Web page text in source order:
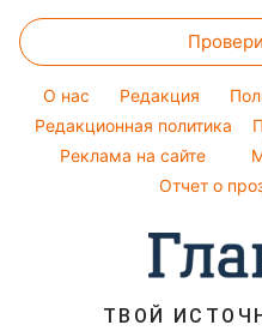
Максим Галкин
Настя Каменских
Курс валют
Простые блюда
Легкие десерты
Напитки
Праздничное меню
Магнитные бури
Погода на сегодня
Погода на завтра
Пылевая буря
O нас Редакция
Редакционная политика
Реклама на сайте
Отчет о
ТВОЙ